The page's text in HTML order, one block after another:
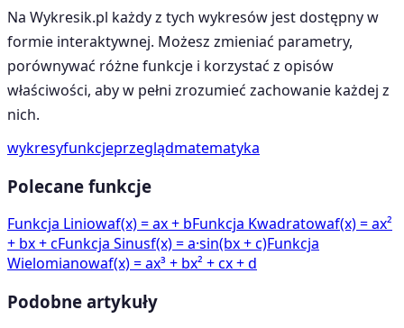
Na Wykresik.pl każdy z tych wykresów jest dostępny w
formie interaktywnej. Możesz zmieniać parametry,
porównywać różne funkcje i korzystać z opisów
właściwości, aby w pełni zrozumieć zachowanie każdej z
nich.
wykresyfunkcjeprzeglądmatematyka
Polecane funkcje
Funkcja Liniowaf(x) = ax + bFunkcja Kwadratowaf(x) = ax²
+ bx + cFunkcja Sinusf(x) = a·sin(bx + c)Funkcja
Wielomianowaf(x) = ax³ + bx² + cx + d
Podobne artykuły